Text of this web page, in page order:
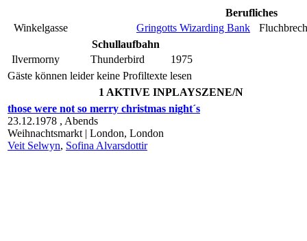
Berufliches
Winkelgasse
Gringotts Wizarding Bank
Schullaufbahn
Ilvermorny
Thunderbird
1975
Gäste können leider keine Profiltexte lesen
1 AKTIVE INPLAYSZENE/N
those were not so merry christmas night´s
23.12.1978 , Abends
Weihnachtsmarkt | London, London
Veit Selwyn, Sofina Alvarsdottir